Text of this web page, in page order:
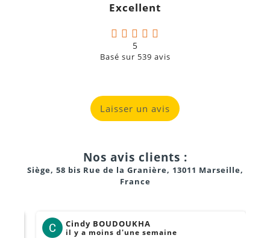
Excellent
5
Basé sur 539 avis
Laisser un avis
Nos avis clients :
Siège, 58 bis Rue de la Granière, 13011 Marseille,
France
Cindy BOUDOUKHA
il y a moins d'une semaine